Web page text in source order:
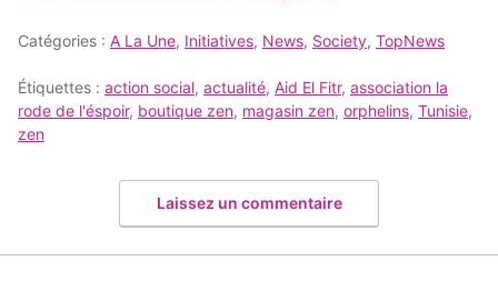
Catégories : A La Une, Initiatives, News, Society, TopNews
Étiquettes : action social, actualité, Aid El Fitr, association la
rode de l'éspoir, boutique zen, magasin zen, orphelins, Tunisie,
zen
Laissez un commentaire